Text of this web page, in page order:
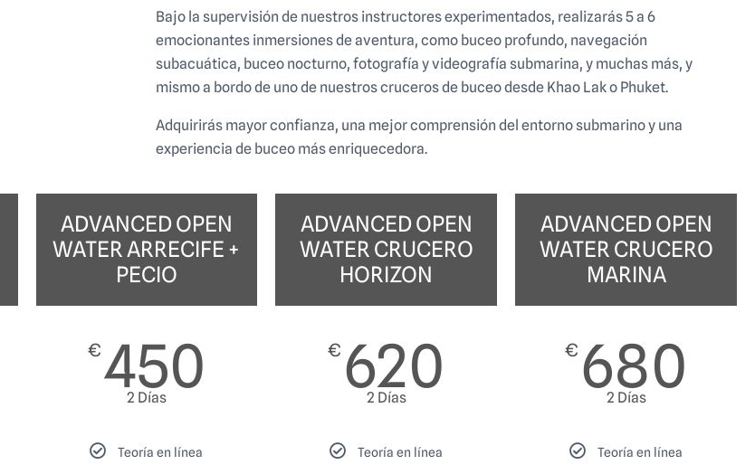
Bajo la supervisión de nuestros instructores experimentados, realizarás 5 a 6
emocionantes inmersiones de aventura, como buceo profundo, navegación
subacuática, buceo nocturno, fotografía y videografía submarina, y muchas más, y
mismo a bordo de uno de nuestros cruceros de buceo desde Khao Lak o Phuket.
Adquirirás mayor confianza, una mejor comprensión del entorno submarino y una
experiencia de buceo más enriquecedora.
ADVANCED OPEN
WATER ARRECIFE +
PECIO
€450
2 Días
Teoría en línea
ADVANCED OPEN
WATER CRUCERO
HORIZON
€ 620
2 Días
Teoría en línea
ADVANCED OPEN
WATER CRUCERO
MARINA
€ 680
2 Días
Teoría en línea